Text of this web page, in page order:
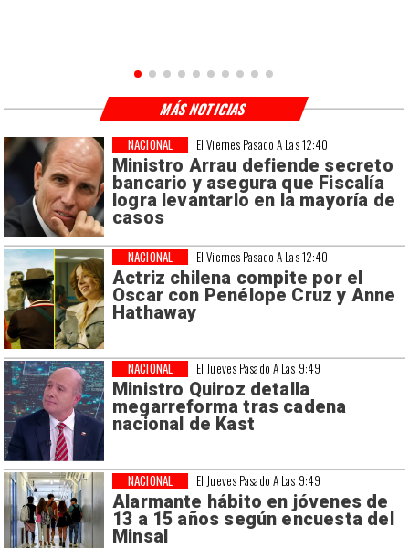
El Viernes Pasado A Las 12:40
Ministro Arrau defiende secreto
bancario y asegura que Fiscalía
logra levantarlo en la mayoría de
casos
NACIONAL
El Viernes Pasado A Las 12:40
Actriz chilena compite por el
Oscar con Penélope Cruz y Anne
Hathaway
NACIONAL
El Jueves Pasado A Las 9:49
Ministro Quiroz detalla
megarreforma tras cadena
nacional de Kast
NACIONAL
El Jueves Pasado A Las 9:49
Alarmante hábito en jóvenes de
13 a 15 años según encuesta del
Minsal
NACIONAL
MÁS NOTICIAS